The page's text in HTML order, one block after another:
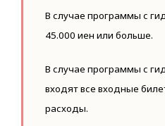
В случае программы с
45.000 иен или больше.
В случае программы с
входят все входные
расходы.